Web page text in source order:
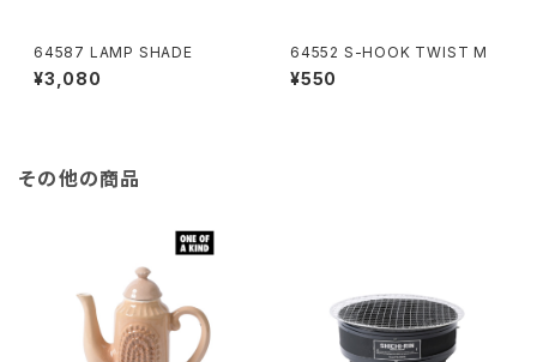
64587 LAMP SHADE
¥3,080
64552 S-HOOK TWIST M
¥550
その他の商品